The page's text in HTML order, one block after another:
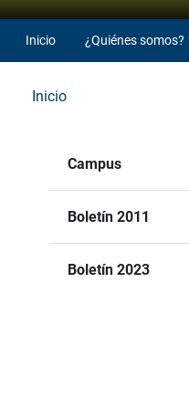
Inicio ¿Quiénes somos?
Inicio
Campus
Boletín 2011
Boletín 2023